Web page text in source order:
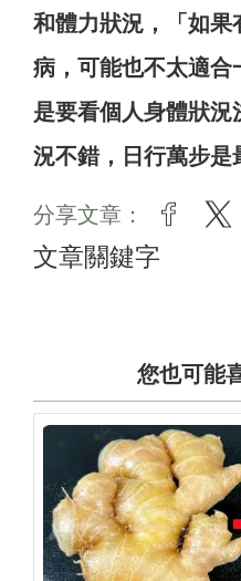
和體力狀況，「如果
病，可能也不太適合
是要看個人身體狀
況不錯，日行萬步是
分享文章：
文章關鍵字
您也可能